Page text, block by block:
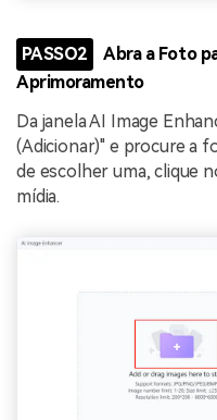
PASSO2
Abra a Foto
Aprimoramento
Da janela AI Image
(Adicionar)" e procure a
de escolher uma, clique
mídia.